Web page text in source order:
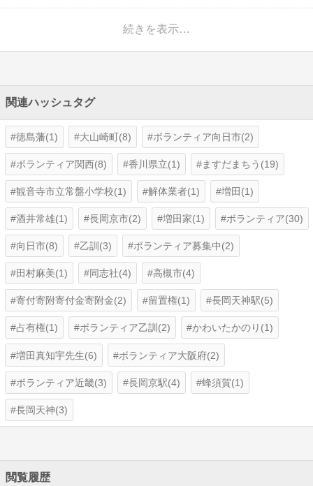
続きを表示…
関連ハッシュタグ
徳島藩(1) 大山崎町(8) ボランティア向日市(2)
ボランティア関西(8) 香川県立(1) ますだまちう(19)
観音寺市立常盤小学校(1) 解体業者(1) 増田(1)
酒井常雄(1) 長岡京市(2) 増田家(1) ボランティア(30)
向日市(8) 乙訓(3) ボランティア募集中(2)
田村麻美(1) 同志社(4) 高槻市(4)
寄付寄附寄付金寄附金(2) 留置権(1) 長岡天神駅(5)
占有権(1) ボランティア乙訓(2) かわいたかのり(1)
増田真知宇先生(6) ボランティア大阪府(2)
ボランティア近畿(3) 長岡京駅(4) 蜂須賀(1)
長岡天神(3)
閲覧履歴